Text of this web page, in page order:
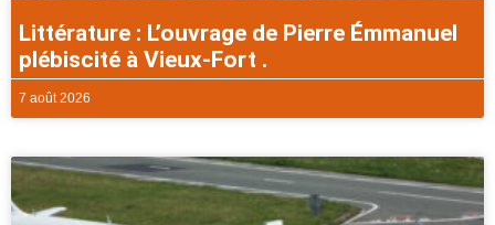
Littérature : L’ouvrage de Pierre Émmanuel
plébiscité à Vieux-Fort .
7 août 2026